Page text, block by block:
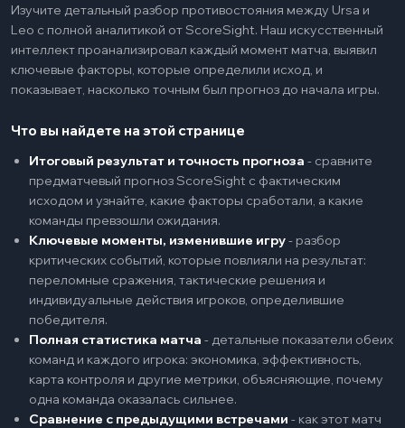
Изучите детальный разбор противостояния между Ursa и
Leo с полной аналитикой от ScoreSight. Наш искусственный
интеллект проанализировал каждый момент матча, выявил
ключевые факторы, которые определили исход, и
показывает, насколько точным был прогноз до начала игры.
Что вы найдете на этой странице
Итоговый результат и точность прогноза - сравните
предматчевый прогноз ScoreSight с фактическим
исходом и узнайте, какие факторы сработали, а какие
команды превзошли ожидания.
Ключевые моменты, изменившие игру- разбор
критических событий, которые повлияли на результат:
переломные сражения, тактические решения и
индивидуальные действия игроков, определившие
победителя.
Полная статистика матча - детальные показатели обеих
команд и каждого игрока: экономика, эффективность,
карта контроля и другие метрики, объясняющие, почему
одна команда оказалась сильнее.
Сравнение с предыдущими встречами - как этот матч